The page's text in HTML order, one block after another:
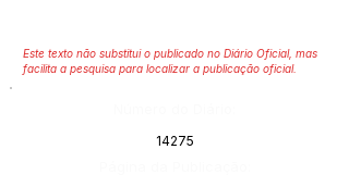
Este texto não substitui o publicado no Diário Oficial, mas
facilita a pesquisa para localizar a publicação oficial.
14275